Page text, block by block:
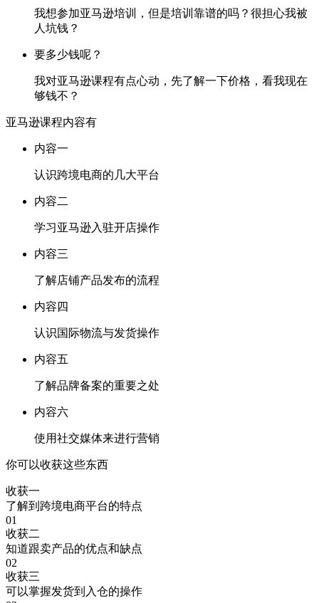
我想参加亚马逊培训，但是培训靠谱的吗？很担心我被
人坑钱？
要多少钱呢？
我对亚马逊课程有点心动，先了解一下价格，看我现在
够钱不？
亚马逊课程内容有
内容一
认识跨境电商的几大平台
内容二
学习亚马逊入驻开店操作
内容三
了解店铺产品发布的流程
内容四
认识国际物流与发货操作
内容五
了解品牌备案的重要之处
内容六
使用社交媒体来进行营销
你可以收获这些东西
收获一
了解到跨境电商平台的特点
01
收获二
知道跟卖产品的优点和缺点
02
收获三
可以掌握发货到入仓的操作